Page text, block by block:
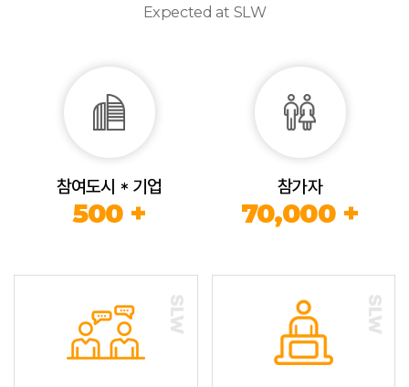
Expected at SLW
참여도시 * 기업
500 +
참가자
70,000 +